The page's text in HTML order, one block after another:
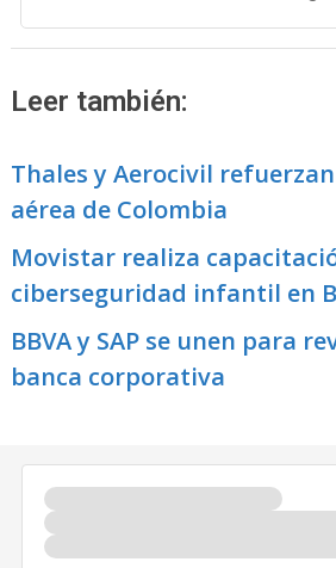
Leer también:
Thales y Aerocivil
aérea de Colombia
Movistar realiza
ciberseguridad infantil en
BBVA y SAP se unen para
banca corporativa